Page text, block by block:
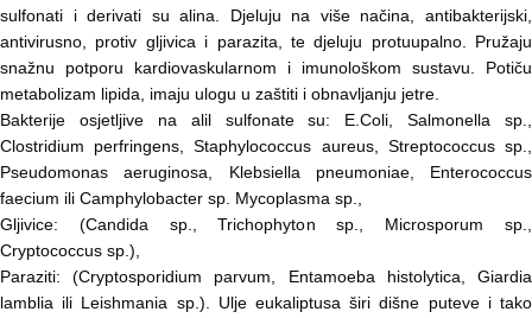
sulfonati i derivati su alina. Djeluju na više načina, antibakterijski,
antivirusno, protiv gljivica i parazita, te djeluju protuupalno. Pružaju
snažnu potporu kardiovaskularnom i imunološkom sustavu. Potiču
metabolizam lipida, imaju ulogu u zaštiti i obnavljanju jetre.
Bakterije osjetljive na alil sulfonate su: E.Coli, Salmonella sp.,
Clostridium perfringens, Staphylococcus aureus, Streptococcus sp.,
Pseudomonas aeruginosa, Klebsiella pneumoniae, Enterococcus
faecium ili Camphylobacter sp. Mycoplasma sp.,
Gljivice: (Candida sp., Trichophyton sp., Microsporum sp.,
Cryptococcus sp.),
Paraziti: (Cryptosporidium parvum, Entamoeba histolytica, Giardia
lamblia ili Leishmania sp.). Ulje eukaliptusa širi dišne puteve i tako